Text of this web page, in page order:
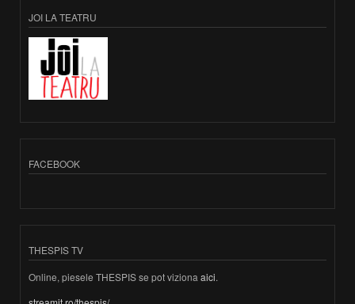
JOI LA TEATRU
FACEBOOK
THESPIS TV
Online, piesele THESPIS se pot viziona aici.